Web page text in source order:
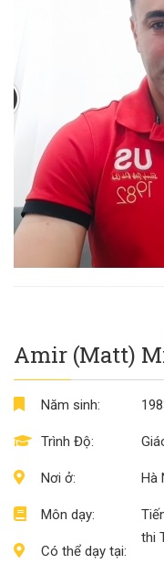
Amir (Matt)
Năm sinh:
Trình Độ:
Nơi ở:
Môn dạy:
Có thể dạy tại:
Hà
thi